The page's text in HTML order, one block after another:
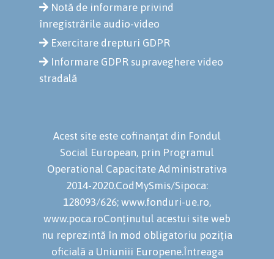
Notă de informare privind
înregistrările audio-video
Exercitare drepturi GDPR
Informare GDPR supraveghere video
stradală
Acest site este cofinanțat din Fondul
Social European, prin Programul
Operational Capacitate Administrativa
2014-2020.CodMySmis/Sipoca:
128093/626; www.fonduri-ue.ro,
www.poca.roConținutul acestui site web
nu reprezintă în mod obligatoriu poziția
oficială a Uniuniii Europene.Întreaga